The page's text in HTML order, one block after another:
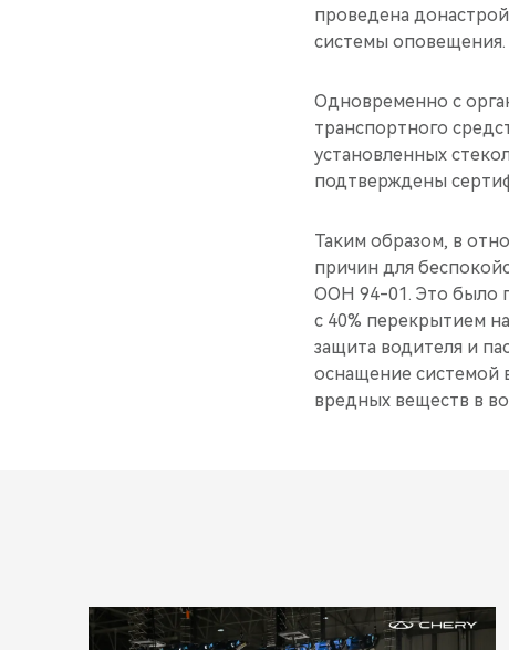
проведена
системы оповещения.
Одновременно с
транспортного
установленных
подтверждены
Таким образом, в
причин для
ООН 94-01. Это было
с 40% перекрытием
защита водителя и
оснащение системой
вредных веществ в